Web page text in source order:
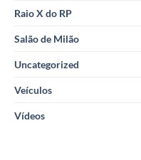
Raio X do RP
Salão de Milão
Uncategorized
Veículos
Vídeos